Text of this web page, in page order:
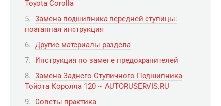
Toyota Corolla
Замена подшипника передней ступицы:
поэтапная инструкция
Другие материалы раздела
Инструкция по замене предохранителей
Замена Заднего Ступичного Подшипника
Тойота Королла 120 ~ AUTORUSERVIS.RU
Советы практика